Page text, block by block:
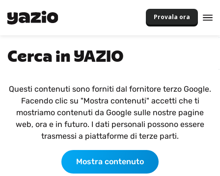
Provala ora
Cerca in YAZIO
Questi contenuti sono forniti dal fornitore terzo Google.
Facendo clic su "Mostra contenuti" accetti che ti
mostriamo contenuti da Google sulle nostre pagine
web, ora e in futuro. I dati personali possono essere
trasmessi a piattaforme di terze parti.
Mostra contenuto